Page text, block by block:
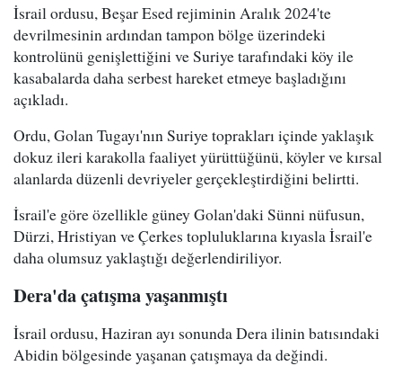
İsrail ordusu, Beşar Esed rejiminin Aralık 2024'te
devrilmesinin ardından tampon bölge üzerindeki
kontrolünü genişlettiğini ve Suriye tarafındaki köy ile
kasabalarda daha serbest hareket etmeye başladığını
açıkladı.
Ordu, Golan Tugayı'nın Suriye toprakları içinde yaklaşık
dokuz ileri karakolla faaliyet yürüttüğünü, köyler ve kırsal
alanlarda düzenli devriyeler gerçekleştirdiğini belirtti.
İsrail'e göre özellikle güney Golan'daki Sünni nüfusun,
Dürzi, Hristiyan ve Çerkes topluluklarına kıyasla İsrail'e
daha olumsuz yaklaştığı değerlendiriliyor.
Dera'da çatışma yaşanmıştı
İsrail ordusu, Haziran ayı sonunda Dera ilinin batısındaki
Abidin bölgesinde yaşanan çatışmaya da değindi.